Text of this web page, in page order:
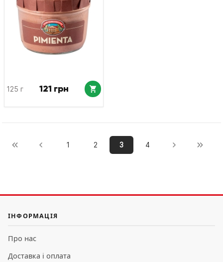
125 г 121 грн
1 2 3 4
ІНФОРМАЦІЯ
Про нас
Доставка і оплата